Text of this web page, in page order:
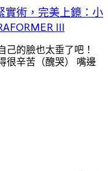
實術，完美上鏡：小
III
己的臉也太垂了吧！
很辛苦（醜哭） 嘴邊